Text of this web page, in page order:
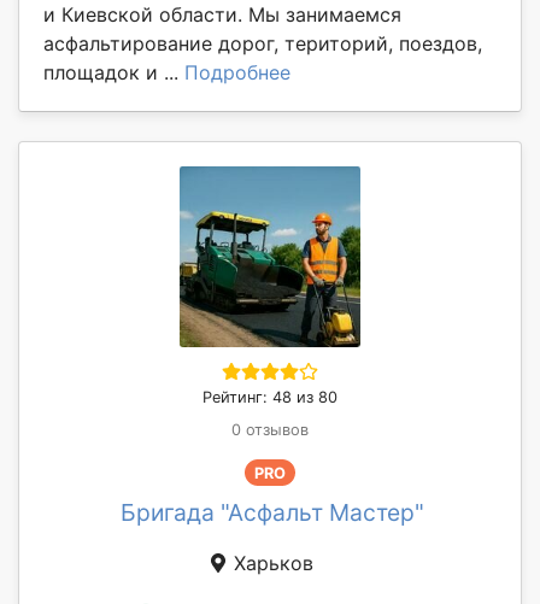
и Киевской области. Мы занимаемся
асфальтирование дорог, територий, поездов,
площадок и ... Подробнее
Рейтинг: 48 из 80
0 отзывов
PRO
Бригада "Асфальт Мастер"
Харьков